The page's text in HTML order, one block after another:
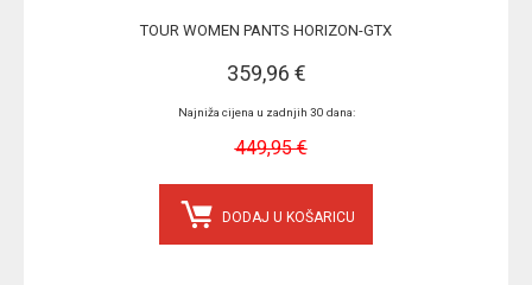
TOUR WOMEN PANTS HORIZON-GTX
359,96 €
Najniža cijena u zadnjih 30 dana:
449,95 €
DODAJ U KOŠARICU